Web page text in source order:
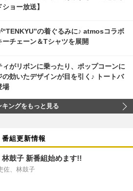
ョー放送】
“TENKYU”の着ぐるみに♪ atmosコラボ
ーチェーン＆Tシャツを展開
ィがリボンに乗ったり、ポップコーンに
効いたデザインが目を引く♪ トートバ
場
キングをもっと見る
番組更新情報
鼓子 新番組始めます!!
佐、林鼓子